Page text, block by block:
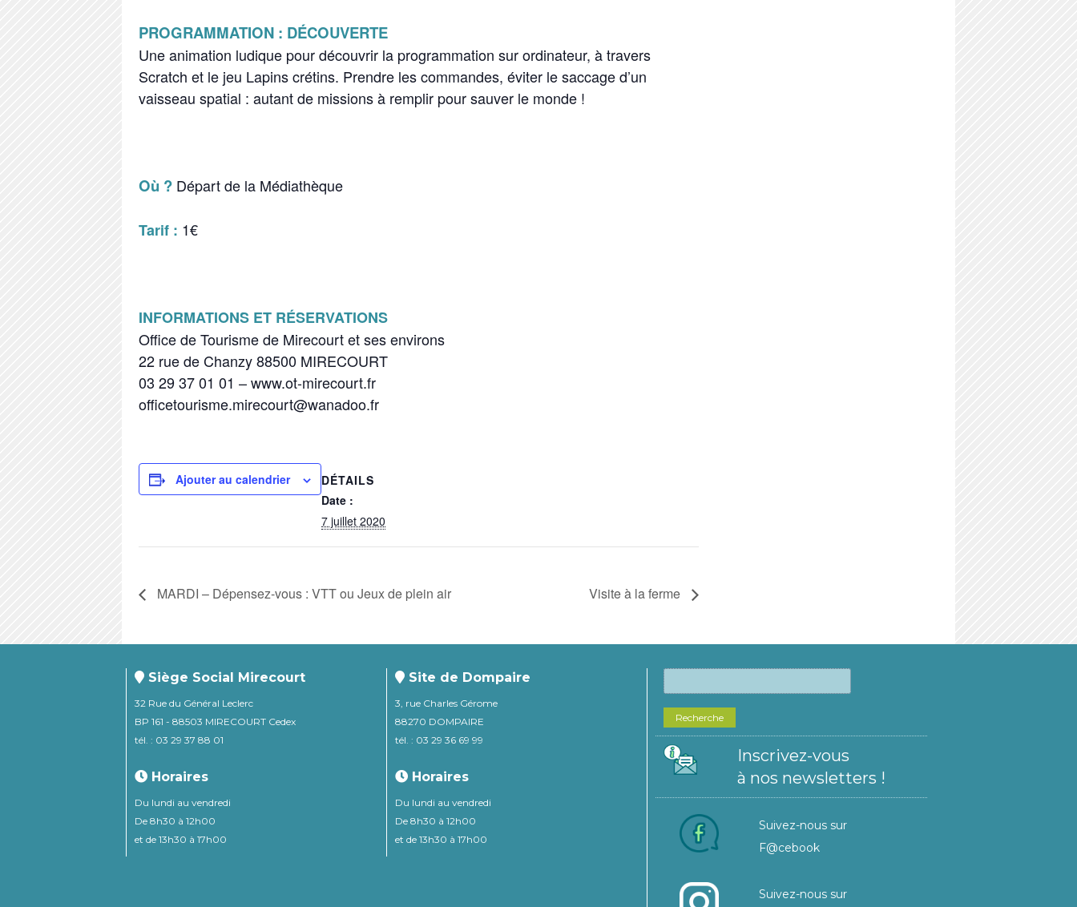
PROGRAMMATION : DÉCOUVERTE
Une animation ludique pour découvrir la programmation sur ordinateur, à travers
Scratch et le jeu Lapins crétins. Prendre les commandes, éviter le saccage d’un
vaisseau spatial : autant de missions à remplir pour sauver le monde !
Où ? Départ de la Médiathèque
Tarif : 1€
INFORMATIONS ET RÉSERVATIONS
Office de Tourisme de Mirecourt et ses environs
22 rue de Chanzy 88500 MIRECOURT
03 29 37 01 01 – www.ot-mirecourt.fr
officetourisme.mirecourt@wanadoo.fr
Ajouter au calendrier
DÉTAILS
Date :
7 juillet 2020
MARDI – Dépensez-vous : VTT ou Jeux de plein air Visite à la ferme
Siège Social Mirecourt
32 Rue du Général Leclerc
BP 161 - 88503 MIRECOURT Cedex
tél. : 03 29 37 88 01
Horaires
Du lundi au vendredi
De 8h30 à 12h00
et de 13h30 à 17h00
Site de Dompaire
3, rue Charles Gérome
88270 DOMPAIRE
tél. : 03 29 36 69 99
Horaires
Du lundi au vendredi
De 8h30 à 12h00
et de 13h30 à 17h00
Recherche
Inscrivez-vous
à nos newsletters !
Suivez-nous sur
F@cebook
Suivez-nous sur